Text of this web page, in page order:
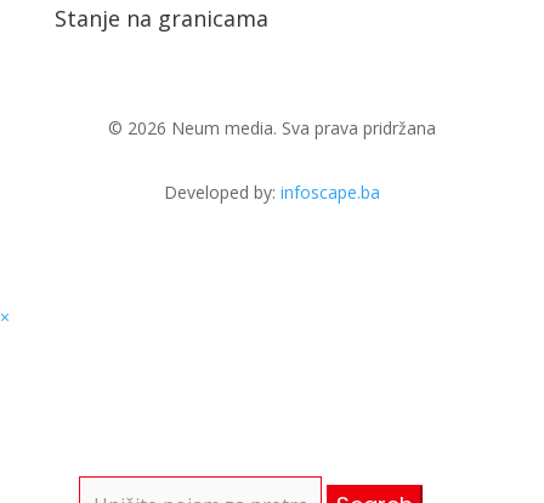
Stanje na granicama
© 2026 Neum media. Sva prava pridržana
Developed by: infoscape.ba
×